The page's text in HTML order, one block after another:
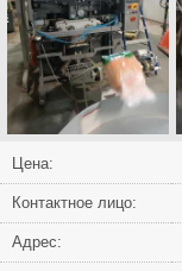
Цена:
Контактное лицо:
Адрес: